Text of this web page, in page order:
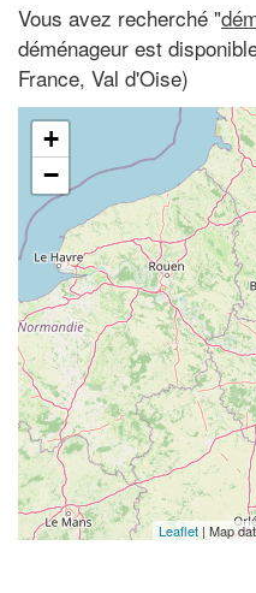
Vous avez recherché "
déménageur est
France, Val d'Oise)
+
−
Leaflet | Map